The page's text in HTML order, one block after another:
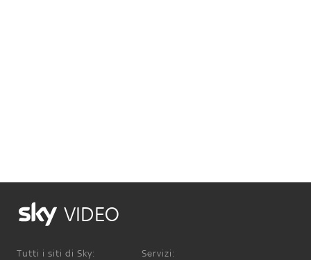
VIDEO
Tutti i siti di Sky: Servizi: